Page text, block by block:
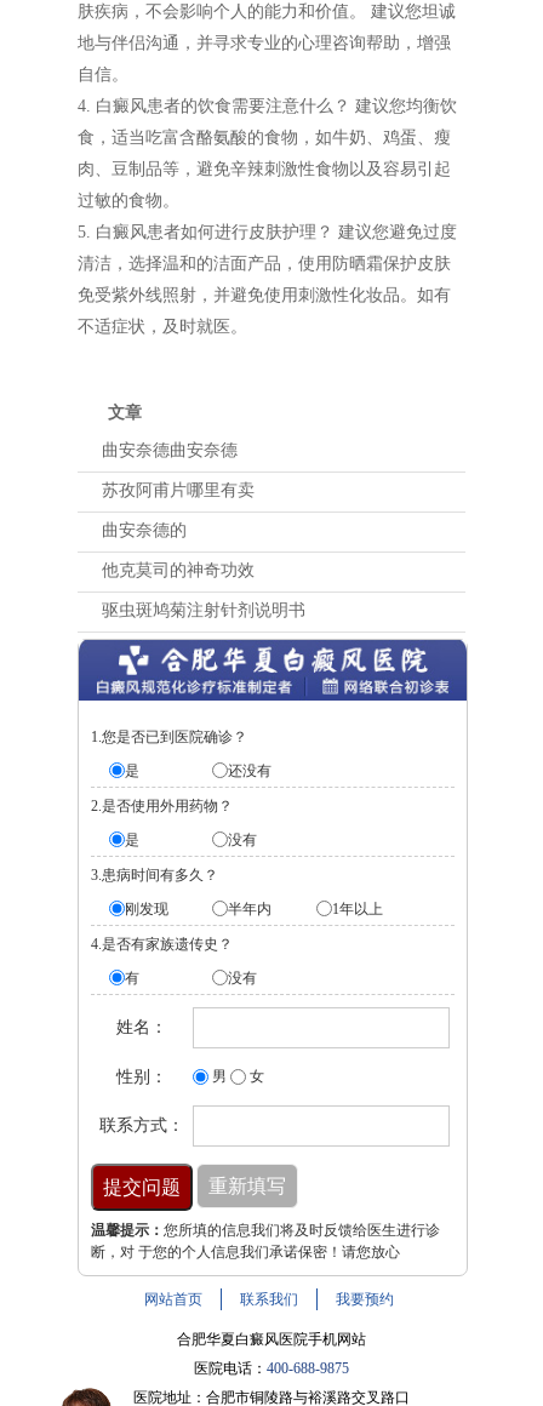
肤疾病，不会影响个人的能力和价值。 建议您坦诚
地与伴侣沟通，并寻求专业的心理咨询帮助，增强
自信。
4. 白癜风患者的饮食需要注意什么？ 建议您均衡饮
食，适当吃富含酪氨酸的食物，如牛奶、鸡蛋、瘦
肉、豆制品等，避免辛辣刺激性食物以及容易引起
过敏的食物。
5. 白癜风患者如何进行皮肤护理？ 建议您避免过度
清洁，选择温和的洁面产品，使用防晒霜保护皮肤
免受紫外线照射，并避免使用刺激性化妆品。如有
不适症状，及时就医。
文章
曲安奈德曲安奈德
苏孜阿甫片哪里有卖
曲安奈德的
他克莫司的神奇功效
驱虫斑鸠菊注射针剂说明书
1.您是否已到医院确诊？
是
还没有
2.是否使用外用药物？
是
没有
3.患病时间有多久？
刚发现
半年内 1年以上
4.是否有家族遗传史？
有
没有
姓名：
性别： 男 女
联系方式：
温馨提示： 您所填的信息我们将及时反馈给医生进行诊
断，对 于您的个人信息我们承诺保密！请您放心
网站首页 联系我们 我要预约
合肥华夏白癜风医院手机网站
医院电话： 400-688-9875
医院地址：合肥市铜陵路与裕溪路交叉路口